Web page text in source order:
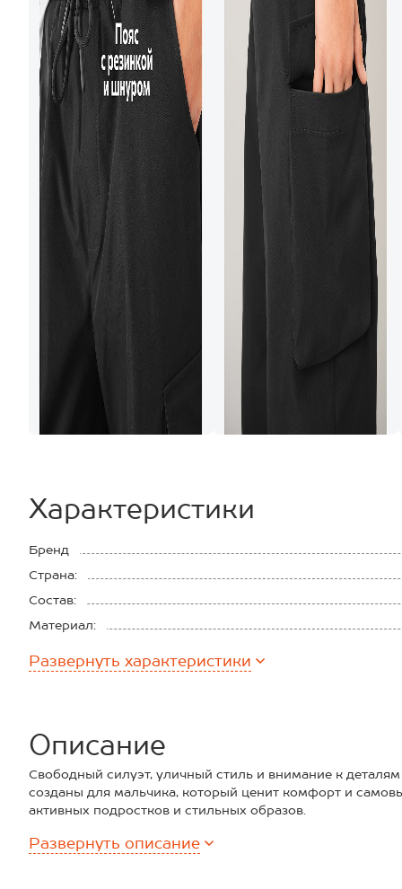
Характеристики
Бренд
Страна:
Состав:
Материал:
Развернуть характеристики
Описание
Свободный силуэт, уличный стиль и внимание к
созданы для мальчика, который ценит комфорт и
активных подростков и стильных образов.
– лёгкая хлопковая ткань шамбре дышит и дарит
Развернуть описание